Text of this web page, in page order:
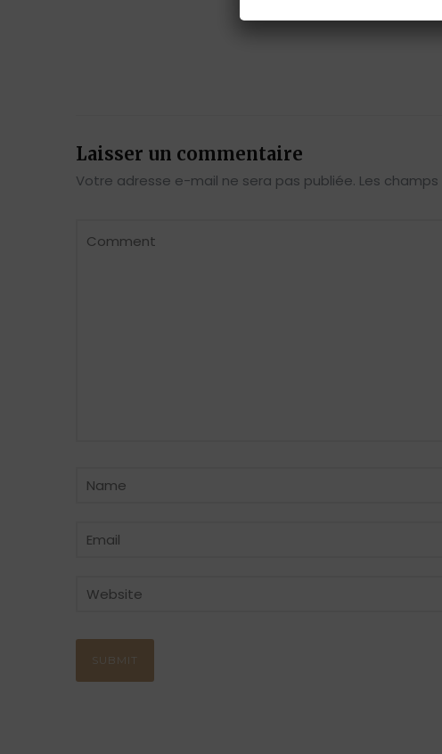
Laisser un commentaire
Votre adresse e-mail ne sera pas publiée. Les